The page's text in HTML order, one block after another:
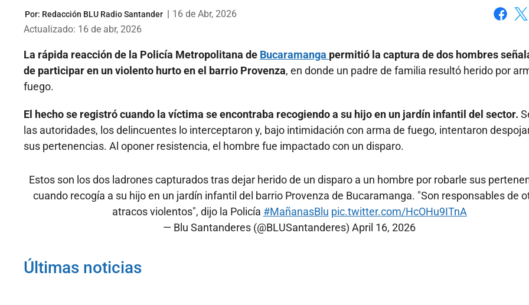
Por: Redacción BLU Radio Santander | 16 de Abr, 2026
Actualizado: 16 de abr, 2026
La rápida reacción de la Policía Metropolitana de Bucaramanga permitió la captura de dos hombres
de participar en un violento hurto en el barrio Provenza, en donde un padre de familia resultó herido por
fuego.
El hecho se registró cuando la víctima se encontraba recogiendo a su hijo en un jardín infantil del sector.
las autoridades, los delincuentes lo interceptaron y, bajo intimidación con arma de fuego, intentaron
sus pertenencias. Al oponer resistencia, el hombre fue impactado con un disparo.
Estos son los dos ladrones capturados tras dejar herido de un disparo a un hombre por robarle sus
cuando recogía a su hijo en un jardín infantil del barrio Provenza de Bucaramanga. "Son responsables de
atracos violentos", dijo la Policía #MañanasBlu pic.twitter.com/HcOHu9ITnA
— Blu Santanderes (@BLUSantanderes) April 16, 2026
Últimas noticias